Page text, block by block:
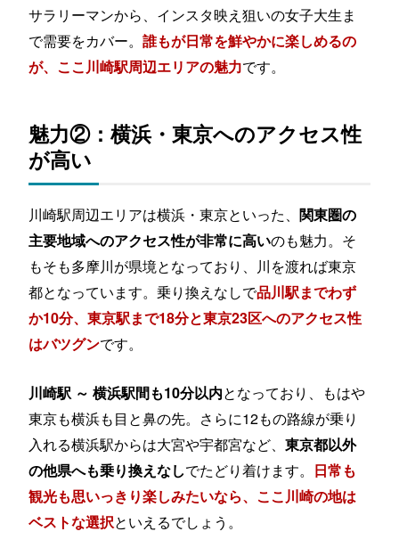
サラリーマンから、インスタ映え狙いの女子大生ま
で需要をカバー。誰もが日常を鮮やかに楽しめるの
が、ここ川崎駅周辺エリアの魅力です。
魅力②：横浜・東京へのアクセス性
が高い
川崎駅周辺エリアは横浜・東京といった、関東圏の
主要地域へのアクセス性が非常に高いのも魅力。そ
もそも多摩川が県境となっており、川を渡れば東京
都となっています。乗り換えなしで品川駅までわず
か10分、東京駅まで18分と東京23区へのアクセス性
はバツグンです。
川崎駅 ～ 横浜駅間も10分以内となっており、もはや
東京も横浜も目と鼻の先。さらに12もの路線が乗り
入れる横浜駅からは大宮や宇都宮など、東京都以外
の他県へも乗り換えなしでたどり着けます。 日常も
観光も思いっきり楽しみたいなら、ここ川崎の地は
ベストな選択といえるでしょう。